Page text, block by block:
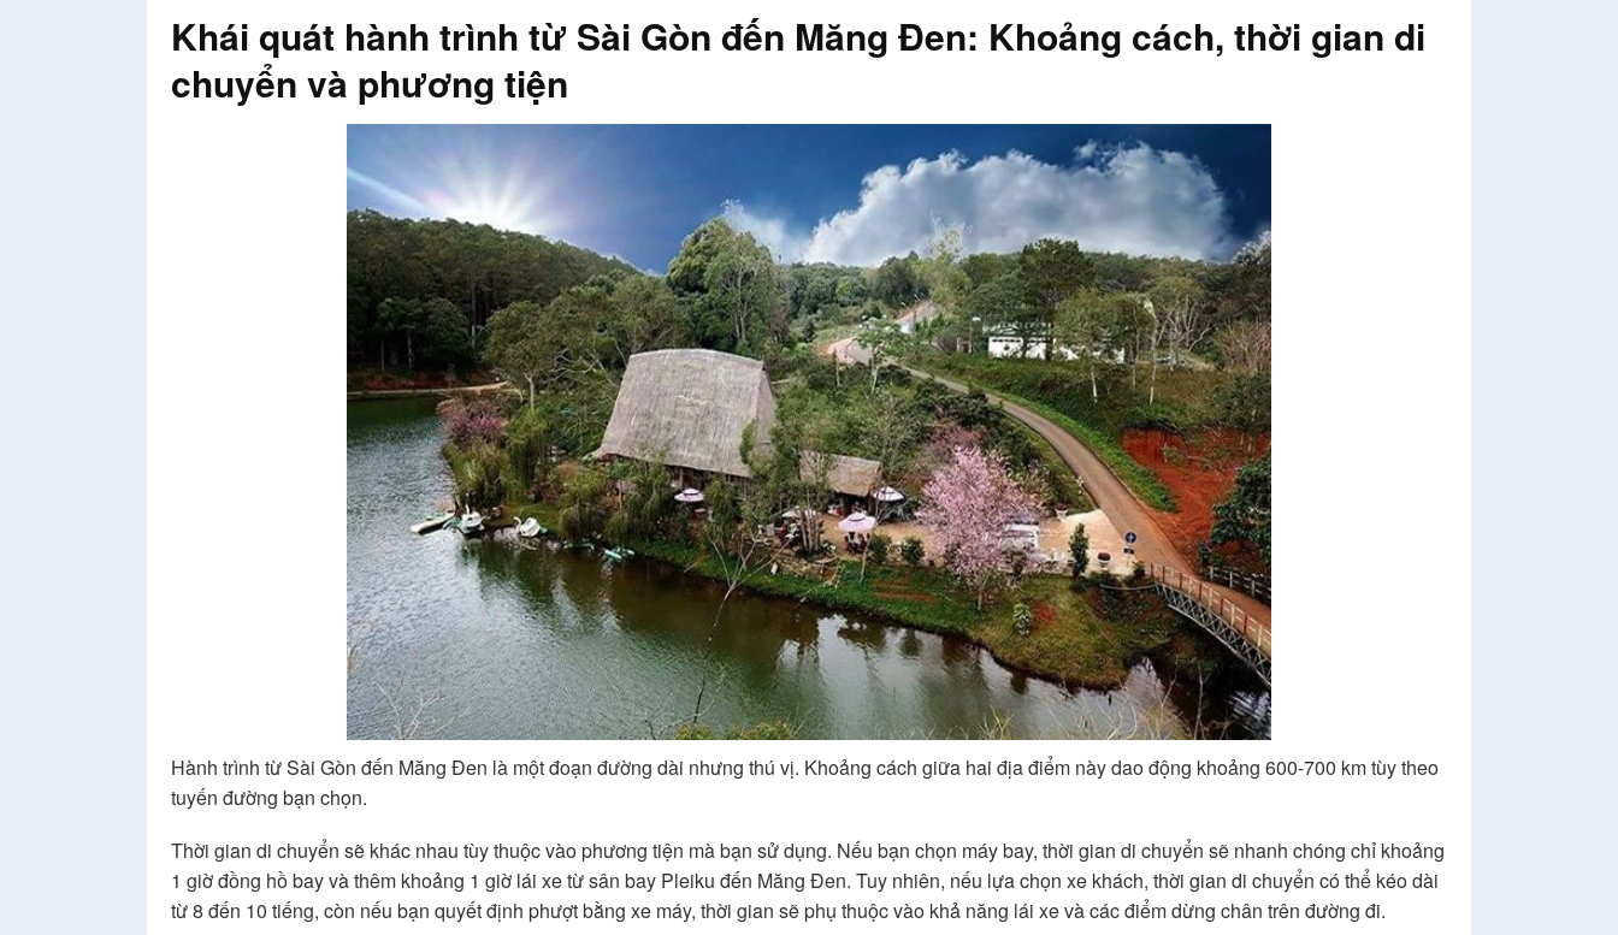
Khái quát hành trình từ Sài Gòn đến Măng Đen: Khoảng cách, thời gian di
chuyển và phương tiện
Hành trình từ Sài Gòn đến Măng Đen là một đoạn đường dài nhưng thú vị. Khoảng cách giữa hai địa điểm này dao động khoảng 600-700 km tùy theo
tuyến đường bạn chọn.
Thời gian di chuyển sẽ khác nhau tùy thuộc vào phương tiện mà bạn sử dụng. Nếu bạn chọn máy bay, thời gian di chuyển sẽ nhanh chóng chỉ khoảng
1 giờ đồng hồ bay và thêm khoảng 1 giờ lái xe từ sân bay Pleiku đến Măng Đen. Tuy nhiên, nếu lựa chọn xe khách, thời gian di chuyển có thể kéo dài
từ 8 đến 10 tiếng, còn nếu bạn quyết định phượt bằng xe máy, thời gian sẽ phụ thuộc vào khả năng lái xe và các điểm dừng chân trên đường đi.